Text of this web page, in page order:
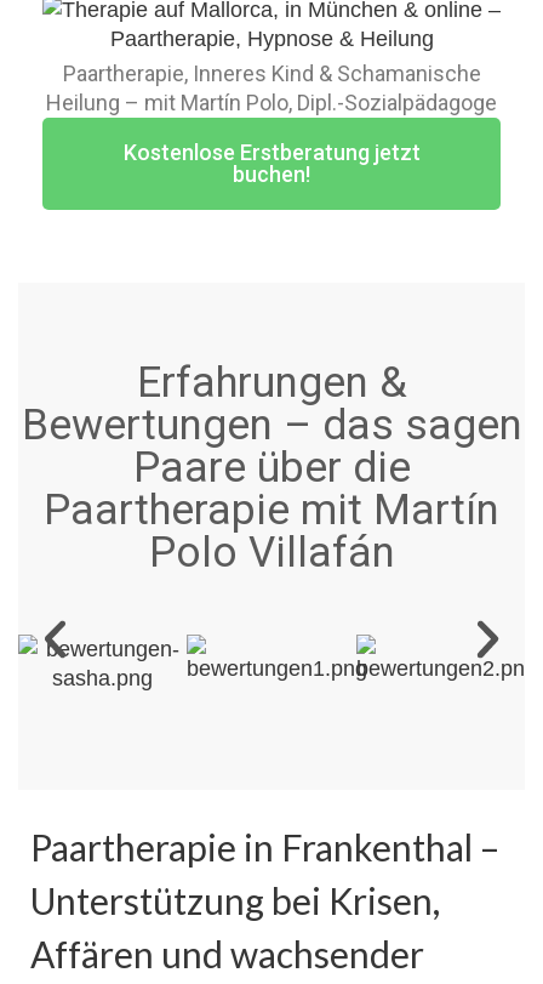
Paartherapie, Inneres Kind & Schamanische
Heilung – mit Martín Polo, Dipl.-Sozialpädagoge
Kostenlose Erstberatung jetzt
buchen!
Erfahrungen &
Bewertungen – das sagen
Paare über die
Paartherapie mit Martín
Polo Villafán
Paartherapie in Frankenthal –
Unterstützung bei Krisen,
Affären und wachsender